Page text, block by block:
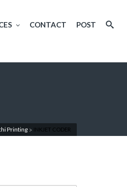
CONTACT POST
Printing > INKJET CODER